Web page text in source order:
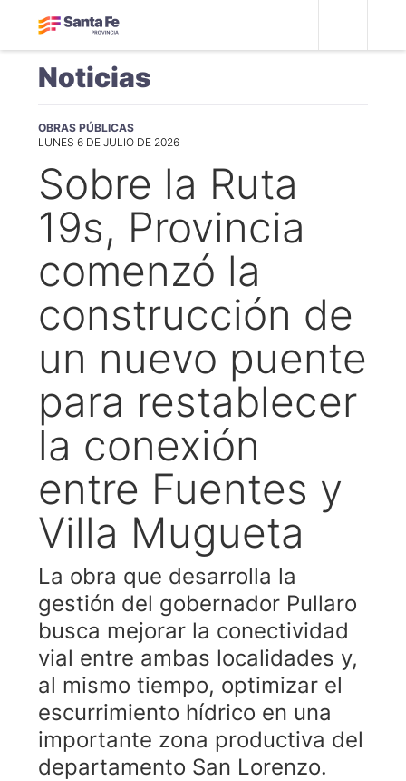
Noticias
OBRAS PÚBLICAS
LUNES 6 DE JULIO DE 2026
Sobre la Ruta
19s, Provincia
comenzó la
construcción de
un nuevo puente
para restablecer
la conexión
entre Fuentes y
Villa Mugueta
La obra que desarrolla la
gestión del gobernador Pullaro
busca mejorar la conectividad
vial entre ambas localidades y,
al mismo tiempo, optimizar el
escurrimiento hídrico en una
importante zona productiva del
departamento San Lorenzo.